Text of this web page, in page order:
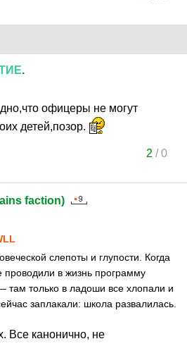
.
офицеры не могут
детей,позор.
2 /0
faction)
слепоты и глупости. Когда
проводили в жизнь программу
только в ладоши все хлопали и
заплакали: школа развалилась.
Все канонично, не